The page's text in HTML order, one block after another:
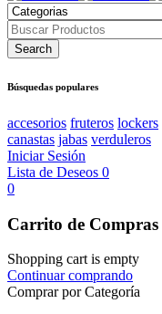
Búsquedas populares
accesorios fruteros lockers
canastas jabas verduleros
Iniciar Sesión
Lista de Deseos 0
0
Carrito de Compras
Shopping cart is empty
Continuar comprando
Comprar por Categoría